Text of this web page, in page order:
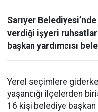
Sarıyer
verdiği işyeri
başkan yardımcısı
Yerel seçimlere
yaşandığı ilçelerden
16 kişi belediye başkan